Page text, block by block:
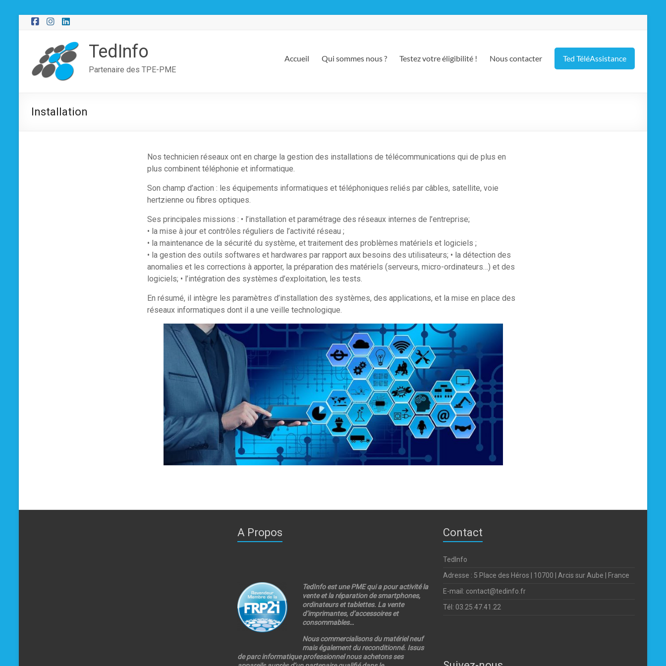
Aller
TedInfo
Partenaire des TPE-PME
Accueil Qui sommes nous ? Testez votre éligibilité ! Nous contacter Ted TéléAssistance
Installation
Nos technicien réseaux ont en charge la gestion des installations de télécommunications qui de plus en
plus combinent téléphonie et informatique.
Son champ d’action : les équipements informatiques et téléphoniques reliés par câbles, satellite, voie
hertzienne ou fibres optiques.
Ses principales missions : • l’installation et paramétrage des réseaux internes de l’entreprise;
• la mise à jour et contrôles réguliers de l’activité réseau ;
• la maintenance de la sécurité du système, et traitement des problèmes matériels et logiciels ;
• la gestion des outils softwares et hardwares par rapport aux besoins des utilisateurs; • la détection des
anomalies et les corrections à apporter, la préparation des matériels (serveurs, micro-ordinateurs…) et des
logiciels; • l’intégration des systèmes d’exploitation, les tests.
En résumé, il intègre les paramètres d’installation des systèmes, des applications, et la mise en place des
réseaux informatiques dont il a une veille technologique.
A Propos
TedInfo est une PME qui a pour activité la
vente et la réparation de smartphones,
ordinateurs et tablettes. La vente
d’imprimantes, d’accessoires et
consommables…
Nous commercialisons du matériel neuf
mais également du reconditionné. Issus
de parc informatique professionnel nous achetons ses
Contact
TedInfo
Adresse : 5 Place des Héros | 10700 | Arcis sur Aube | France
E-mail: contact@tedinfo.fr
Tél: 03.25.47.41.22